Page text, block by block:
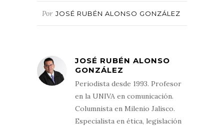
Por JOSÉ RUBÉN ALONSO GONZÁLEZ
JOSÉ RUBÉN ALONSO
GONZÁLEZ
Periodista desde 1993. Profesor
en la UNIVA en comunicación.
Columnista en Milenio Jalisco.
Especialista en ética, legislación